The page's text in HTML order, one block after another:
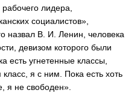
лидера,
социалистов»,
назвал В. И. Ленин, человека
девизом которого были
есть угнетенные классы,
я с ним. Пока есть хоть
я не свободен».